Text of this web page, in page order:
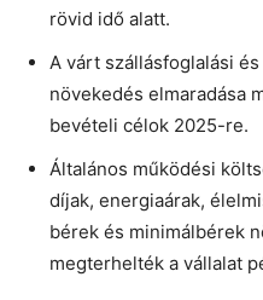
rövid idő alatt.
A várt szállásfoglalási
növekedés elmaradása
bevételi célok 2025-re.
Általános működési
díjak, energiaárak,
bérek és minimálbérek
megterhelték a vállalat